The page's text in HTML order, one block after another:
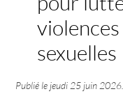
sexuelles
Publié le jeudi 25 juin 2026